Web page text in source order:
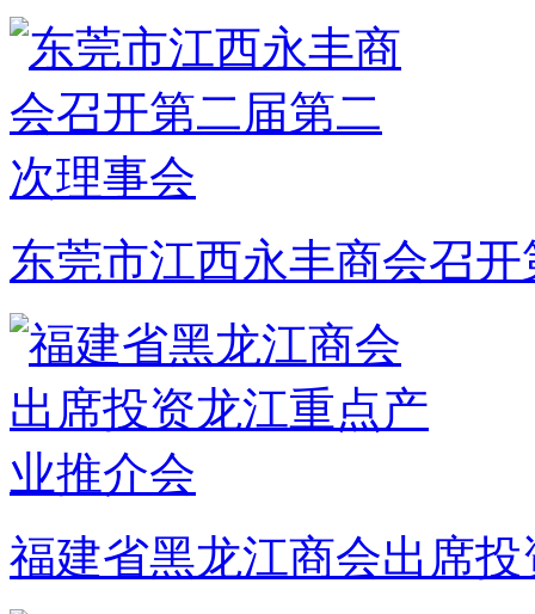
东莞市江西永丰商会召
福建省黑龙江商会出席